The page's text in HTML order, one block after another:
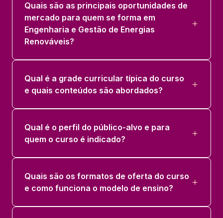
GERENCIAMENTO DE RISCOS
36 horas
PROJETO DE INSTALAÇÕES DE ENERGIAS
Quais são as principais oportunidades de
mercado para quem se forma em
Engenharia e Gestão de Energias
Renováveis?
Qual é a grade curricular típica do curso
e quais conteúdos são abordados?
Qual é o perfil do público-alvo e para
quem o curso é indicado?
Quais são os formatos de oferta do curso
e como funciona o modelo de ensino?